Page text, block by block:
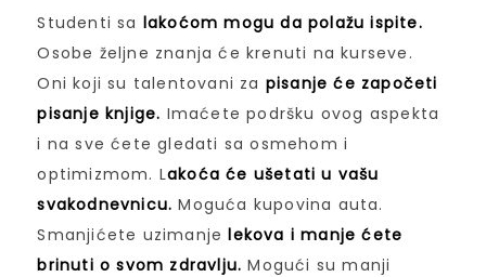
Studenti sa lakoćom mogu da polažu ispite.
Osobe željne znanja će krenuti na kurseve.
Oni koji su talentovani za pisanje će započeti
pisanje knjige. Imaćete podršku ovog aspekta
i na sve ćete gledati sa osmehom i
optimizmom. Lakoća će ušetati u vašu
svakodnevnicu. Moguća kupovina auta.
Smanjićete uzimanjelekova i manje ćete
brinuti o svom zdravlju.Mogući su manji